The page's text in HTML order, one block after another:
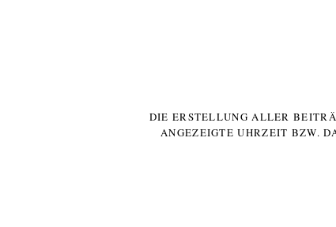
DIE ERSTELLUNG ALLER
ANGEZEIGTE UHRZEIT BZW.